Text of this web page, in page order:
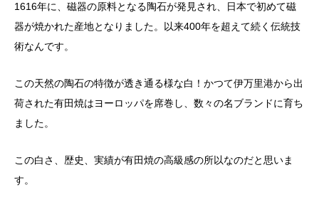
1616年に、磁器の原料となる陶石が発見され、日本で初めて磁
器が焼かれた産地となりました。以来400年を超えて続く伝統技
術なんです。
この天然の陶石の特徴が透き通る様な白！かつて伊万里港から出
荷された有田焼はヨーロッパを席巻し、数々の名ブランドに育ち
ました。
この白さ、歴史、実績が有田焼の高級感の所以なのだと思いま
す。